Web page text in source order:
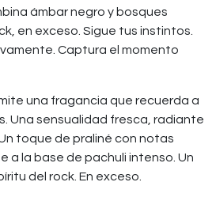
ámbar negro y bosques
en exceso. Sigue tus instintos.
Captura el momento
una fragancia que recuerda a
Una sensualidad fresca, radiante
toque de praliné con notas
a la base de pachuli intenso. Un
del rock. En exceso.